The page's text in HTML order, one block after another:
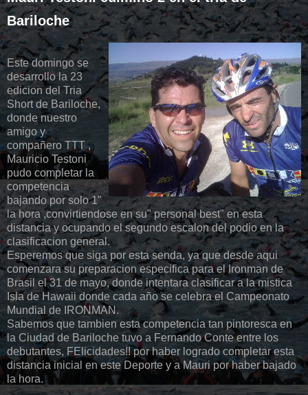
Bariloche
Este domingo se
desarrollo la 23
edicion del Tria
Short de Bariloche,
donde nuestro
amigo y
compañero TTT ,
Mauricio Testoni
pudo completar la
competencia
bajando por solo 1"
la hora ,convirtiendose en su" personal best" en esta
distancia y ocupando el segundo escalon del podio en la
clasificacion general.
Esperemos que siga por esta senda, ya que desde aqui
comenzara su preparacion especifica para el Ironman de
Brasil el 31 de mayo, donde intentara clasificar a la mistica
Isla de Hawaii donde cada año se celebra el Campeonato
Mundial de IRONMAN.
Sabemos que tambien esta competencia tan pintoresca en
la Ciudad de Bariloche tuvo a Fernando Conte entre los
debutantes, FElicidades!! por haber logrado completar esta
distancia inicial en este Deporte y a Mauri por haber bajado
la hora.